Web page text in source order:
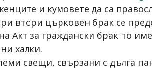
и кумовете да са
втори църковен брак се
Акт за граждански брак по
халки.
свещи, свързани с дълга